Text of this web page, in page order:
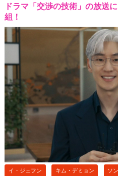
ドラマ「交渉の技術」の放送
組！
イ・ジェフン キム・デミョン ソ